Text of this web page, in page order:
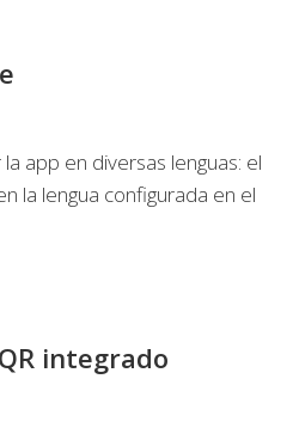
app en diversas lenguas: el
la lengua configurada en el
integrado